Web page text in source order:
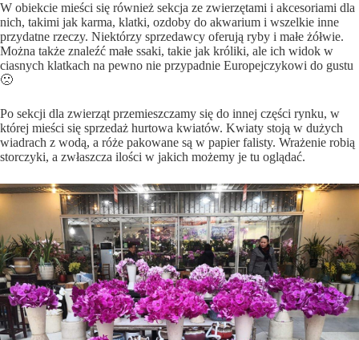
W obiekcie mieści się również sekcja ze zwierzętami i akcesoriami dla
nich, takimi jak karma, klatki, ozdoby do akwarium i wszelkie inne
przydatne rzeczy. Niektórzy sprzedawcy oferują ryby i małe żółwie.
Można także znaleźć małe ssaki, takie jak króliki, ale ich widok w
ciasnych klatkach na pewno nie przypadnie Europejczykowi do gustu
🙁
Po sekcji dla zwierząt przemieszczamy się do innej części rynku, w
której mieści się sprzedaż hurtowa kwiatów. Kwiaty stoją w dużych
wiadrach z wodą, a róże pakowane są w papier falisty. Wrażenie robią
storczyki, a zwłaszcza ilości w jakich możemy je tu oglądać.